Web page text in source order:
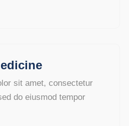
sit amet, consectetur
do eiusmod tempor